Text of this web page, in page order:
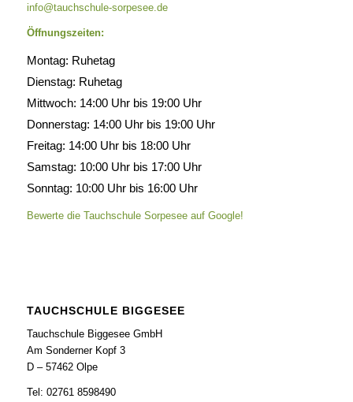
info@tauchschule-sorpesee.de
Öffnungszeiten:
Montag: Ruhetag
Dienstag: Ruhetag
Mittwoch: 14:00 Uhr bis 19:00 Uhr
Donnerstag: 14:00 Uhr bis 19:00 Uhr
Freitag: 14:00 Uhr bis 18:00 Uhr
Samstag: 10:00 Uhr bis 17:00 Uhr
Sonntag: 10:00 Uhr bis 16:00 Uhr
Bewerte die Tauchschule Sorpesee auf Google!
TAUCHSCHULE BIGGESEE
Tauchschule Biggesee GmbH
Am Sonderner Kopf 3
D – 57462 Olpe
Tel: 02761 8598490